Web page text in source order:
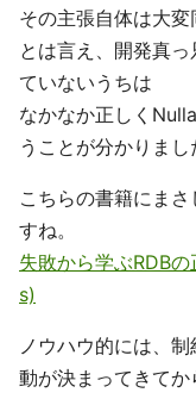
その主張自体は大変
とは言え、開発真
ていないうちは
なかなか正しく
うことが分かりまし
こちらの書籍にま
すね。
失敗から学ぶRDB
s)
ノウハウ的には、
動が決まってきてか